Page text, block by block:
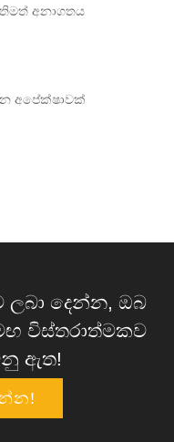
අනාගතය
අපේක්ෂාවක්
ලබා දෙන්න, ඔබ
විස්තරාත්මකව
ඇත!